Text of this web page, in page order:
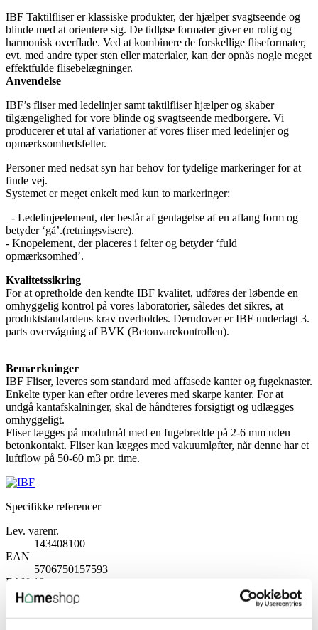
IBF Taktilfliser er klassiske produkter, der hjælper svagtseende og
blinde med at orientere sig. De tidløse formater giver en rolig og
harmonisk overflade. Ved at kombinere de forskellige fliseformater,
evt. med andre typer sten eller materialer, kan der opnås nogle meget
effektfulde flisebelægninger.
Anvendelse
IBF’s fliser med ledelinjer samt taktilfliser hjælper og skaber
tilgængelighed for vore blinde og svagtseende medborgere. Vi
producerer et utal af variationer af vores fliser med ledelinjer og
opmærksomhedsfelter.
Personer med nedsat syn har behov for tydelige markeringer for at
finde vej.
Systemet er meget enkelt med kun to markeringer:
- Ledelinjeelement, der består af gentagelse af en aflang form og
betyder ‘gå’.(retningsvisere).
- Knopelement, der placeres i felter og betyder ‘fuld
opmærksomhed’.
Kvalitetssikring
For at opretholde den kendte IBF kvalitet, udføres der løbende en
omhyggelig kontrol på vores laboratorier, således det sikres, at
produktstandardens krav overholdes. Derudover er IBF underlagt 3.
parts overvågning af BVK (Betonvarekontrollen).
Bemærkninger
IBF Fliser, leveres som standard med affasede kanter og fugeknaster.
Enkelte typer kan efter ordre leveres med skarpe kanter. For at
undgå kantafskalninger, skal de håndteres forsigtigt og udlægges
omhyggeligt.
Fliser lægges på modulmål med en fugebredde på 2-6 mm uden
betonkontakt. Fliser kan lægges med vakuumløfter, når denne har et
luftflow på 50-60 m3 pr. time.
Specifikke referencer
Lev. varenr.
143408100
EAN
5706750157593
EAN-13
5706750157593
Skriv produktanmeldelse